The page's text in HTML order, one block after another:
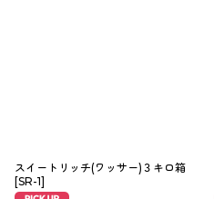
スイートリッチ(ワッサー)３キロ箱
[SR-1]